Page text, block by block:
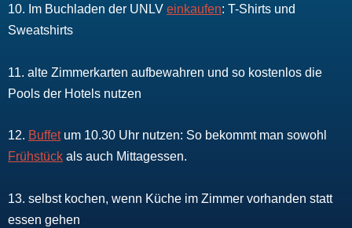
10. Im Buchladen der UNLV einkaufen: T-Shirts und
Sweatshirts
11. alte Zimmerkarten aufbewahren und so kostenlos die
Pools der Hotels nutzen
12. Buffetum 10.30 Uhr nutzen: So bekommt man sowohl
Frühstück als auch Mittagessen.
13. selbst kochen, wenn Küche im Zimmer vorhanden statt
essen gehen